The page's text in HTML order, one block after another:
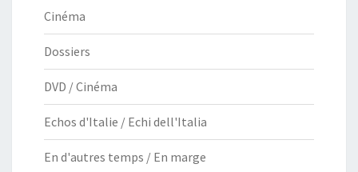
Cinéma
Dossiers
DVD / Cinéma
Echos d'Italie / Echi dell'Italia
En d'autres temps / En marge